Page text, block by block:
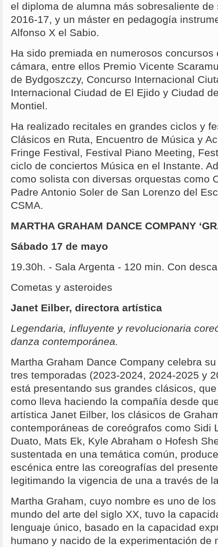
el diploma de alumna más sobresaliente
2016-17, y un máster en pedagogía
Alfonso X el Sabio.
Ha sido premiada en numerosos
cámara, entre ellos Premio Vicente
de Bydgoszczy, Concurso Internacional
Internacional Ciudad de El Ejido y Ciudad
Montiel.
Ha realizado recitales en grandes ciclos y
Clásicos en Ruta, Encuentro de Música y
Fringe Festival, Festival Piano Meeting,
ciclo de conciertos Música en el Instante.
como solista con diversas orquestas como
Padre Antonio Soler de San Lorenzo del
CSMA.
MARTHA GRAHAM DANCE COMPANY
Sábado 17 de mayo
19.30h. - Sala Argenta - 120 min. Con
Cometas y asteroides
Janet Eilber, directora artística
Legendaria, influyente y revolucionaria
danza contemporánea.
Martha Graham Dance Company celebra
tres temporadas (2023-2024, 2024-2025 y
está presentando sus grandes clásicos,
como lleva haciendo la compañía desde
artística Janet Eilber, los clásicos de
contemporáneas de coreógrafos como Sidi
Duato, Mats Ek, Kyle Abraham o Hofesh
sustentada en una temática común,
escénica entre las coreografías del
legitimando la vigencia de una a través de
Martha Graham, cuyo nombre es uno de
mundo del arte del siglo XX, tuvo la
lenguaje único, basado en la capacidad
humano y nacido de la experimentación de